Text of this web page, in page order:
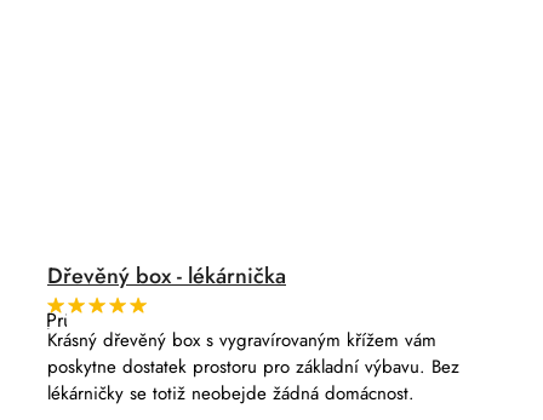
Dřevěný box - lékárnička
Průměrné
hodnocení
produktu
je
5,0
z
Krásný dřevěný box s vygravírovaným křížem vám
poskytne dostatek prostoru pro základní výbavu. Bez
lékárničky se totiž neobejde žádná domácnost.